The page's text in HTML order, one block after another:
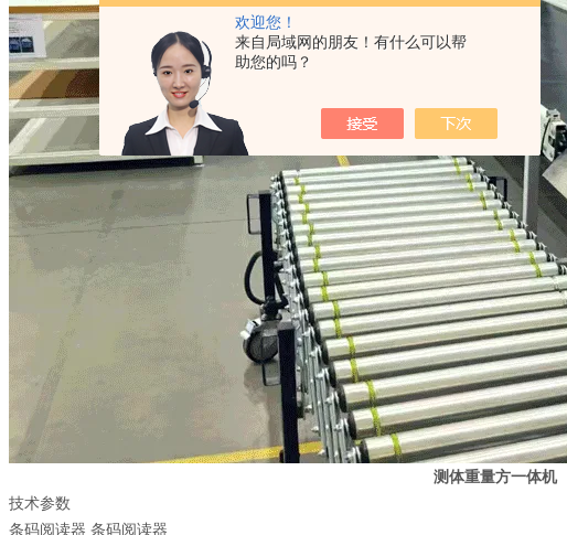
欢迎您！
来自局域网的朋友！有什么可以帮
助您的吗？
测体重量方一体机
技术参数
条码阅读器 条码阅读器